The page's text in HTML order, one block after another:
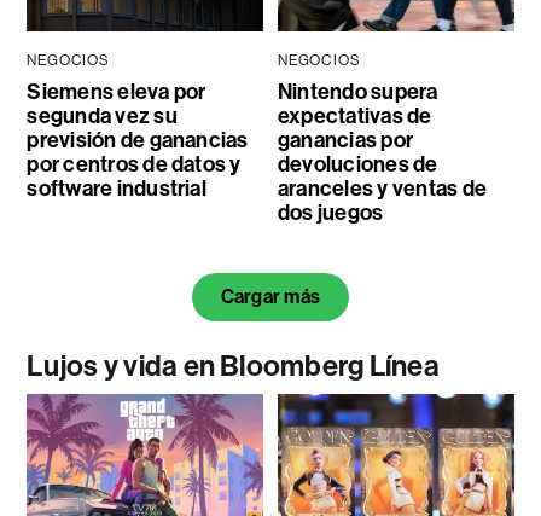
NEGOCIOS
Siemens eleva por
segunda vez su
previsión de ganancias
por centros de datos y
software industrial
NEGOCIOS
Nintendo supera
expectativas de
ganancias por
devoluciones de
aranceles y ventas de
dos juegos
Cargar más
Lujos y vida en Bloomberg Línea